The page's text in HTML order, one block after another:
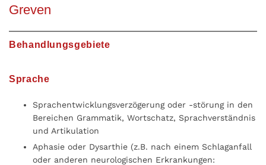
Greven
Behandlungsgebiete
Sprache
Sprachentwicklungsverzögerung oder -störung in den
Bereichen Grammatik, Wortschatz, Sprachverständnis
und Artikulation
Aphasie oder Dysarthie (z.B. nach einem Schlaganfall
oder anderen neurologischen Erkrankungen: